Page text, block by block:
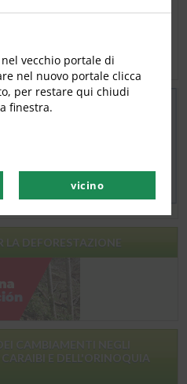
LA DEFORESTAZIONE
E DELL'ORINOQUIA
vecchio portale di
nel nuovo portale clicca
per restare qui chiudi
finestra.
vicino